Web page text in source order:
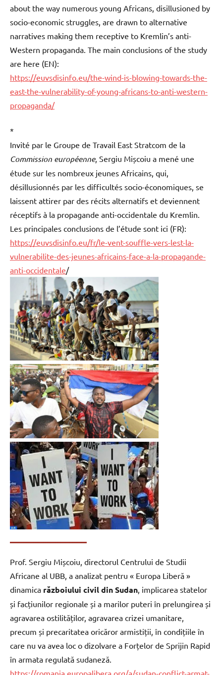
about the way numerous young Africans, disillusioned by
socio-economic struggles, are drawn to alternative
narratives making them receptive to Kremlin’s anti-
Western propaganda. The main conclusions of the study
are here (EN):
https://euvsdisinfo.eu/the-wind-is-blowing-towards-the-
east-the-vulnerability-of-young-africans-to-anti-western-
propaganda/
*
Invité par le Groupe de Travail East Stratcom de la
Commission européenne, Sergiu Mișcoiu a mené une
étude sur les nombreux jeunes Africains, qui,
désillusionnés par les difficultés socio-économiques, se
laissent attirer par des récits alternatifs et deviennent
réceptifs à la propagande anti-occidentale du Kremlin.
Les principales conclusions de l’étude sont ici (FR):
https://euvsdisinfo.eu/fr/le-vent-souffle-vers-lest-la-
vulnerabilite-des-jeunes-africains-face-a-la-propagande-
anti-occidentale/
Prof. Sergiu Mișcoiu, directorul Centrului de Studii
Africane al UBB, a analizat pentru « Europa Liberă »
dinamica războiului civil din Sudan, implicarea statelor
și facțiunilor regionale și a marilor puteri în prelungirea și
agravarea ostilităților, agravarea crizei umanitare,
precum și precaritatea oricăror armistiții, în condițiile în
care nu va avea loc o dizolvare a Forțelor de Sprijin Rapid
în armata regulată sudaneză.